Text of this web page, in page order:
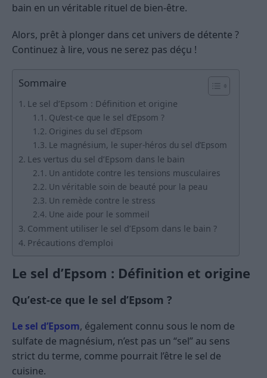
bain en un véritable rituel de bien-être.
Alors, prêt à plonger dans cet univers de détente ?
Continuez à lire, vous ne serez pas déçu !
Sommaire
Le sel d’Epsom : Définition et origine
Qu’est-ce que le sel d’Epsom ?
Origines du sel d’Epsom
Le magnésium, le super-héros du sel d’Epsom
Les vertus du sel d’Epsom dans le bain
Un antidote contre les tensions musculaires
Un véritable soin de beauté pour la peau
Un remède contre le stress
Une aide pour le sommeil
Comment utiliser le sel d’Epsom dans le bain ?
Précautions d’emploi
Le sel d’Epsom : Définition et origine
Qu’est-ce que le sel d’Epsom ?
Le sel d’Epsom, également connu sous le nom de
sulfate de magnésium, n’est pas un “sel” au sens
strict du terme, comme pourrait l’être le sel de
cuisine.